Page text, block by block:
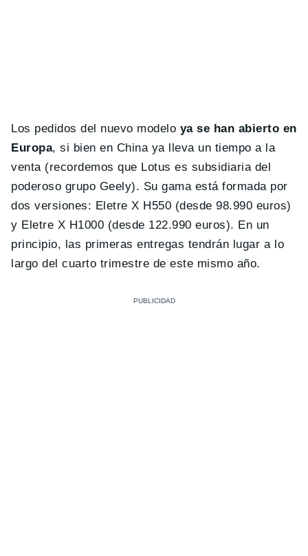
Los pedidos del nuevo modelo ya se han abierto en
Europa, si bien en China ya lleva un tiempo a la
venta (recordemos que Lotus es subsidiaria del
poderoso grupo Geely). Su gama está formada por
dos versiones: Eletre X H550 (desde 98.990 euros)
y Eletre X H1000 (desde 122.990 euros). En un
principio, las primeras entregas tendrán lugar a lo
largo del cuarto trimestre de este mismo año.